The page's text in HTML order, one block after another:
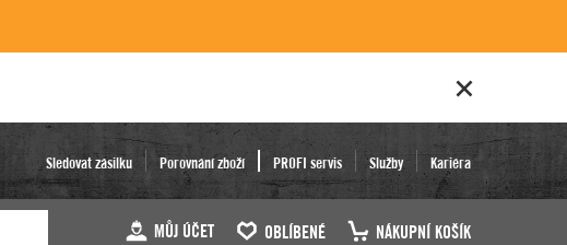
Sledovat zásilku Porovnání zboží PROFI servis Služby Kariéra
MŮJ ÚČET OBLÍBENÉ NÁKUPNÍ KOŠÍK